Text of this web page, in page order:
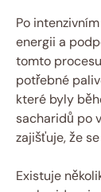
Po
energii a
tomto
potřebné
které byly
sacharidů po
zajišťuje, že
Existuje